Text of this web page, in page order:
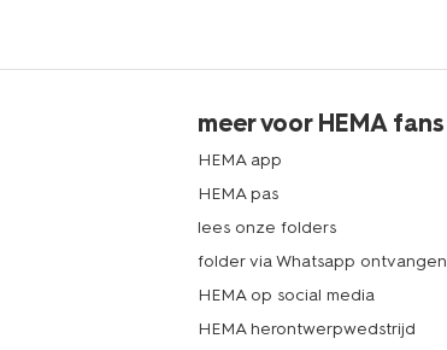
meer voor HEMA fans
HEMA app
HEMA pas
lees onze folders
folder via Whatsapp ontvangen
HEMA op social media
HEMA herontwerpwedstrijd